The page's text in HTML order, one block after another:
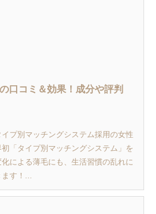
口コミ＆効果！成分や評判
プ別マッチングシステム採用の女性
「タイプ別マッチングシステム」を
による薄毛にも、生活習慣の乱れに
す！...